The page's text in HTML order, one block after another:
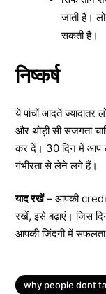
जाती है।
सकती है।
निष्कर्ष
ये पांचों आदतें ज्यादातर
और थोड़ी सी सजगता
कर दें। 30 दिन में आप
गंभीरता से लेने लगे हैं।
याद रखें– आपकी
रखें, इसे बढ़ाएं। जिस
आपकी जिंदगी में
Tags
why people dont